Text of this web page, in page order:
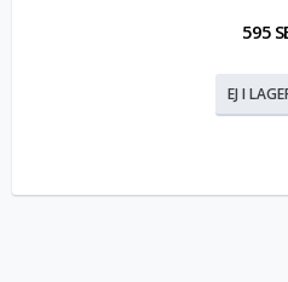
595
EJ I